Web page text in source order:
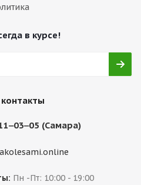
в курсе!
(Самара)
Пн -Пт: 10:00 - 19:00